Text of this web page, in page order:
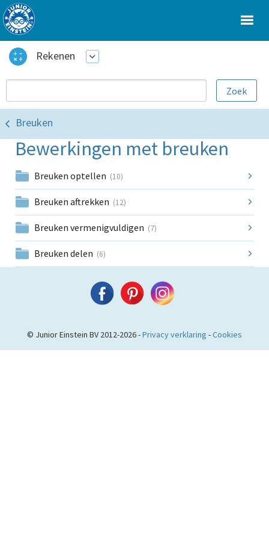
Rekenen
Breuken
Bewerkingen met breuken
Breuken optellen (10)
Breuken aftrekken (12)
Breuken vermenigvuldigen (7)
Breuken delen (6)
© Junior Einstein BV 2012-2026 -Privacy verklaring -Cookies